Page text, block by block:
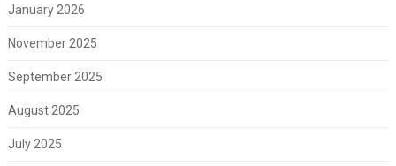
January 2026
November 2025
September 2025
August 2025
July 2025